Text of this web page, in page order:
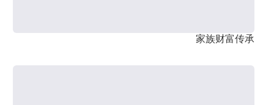
家族财富传承